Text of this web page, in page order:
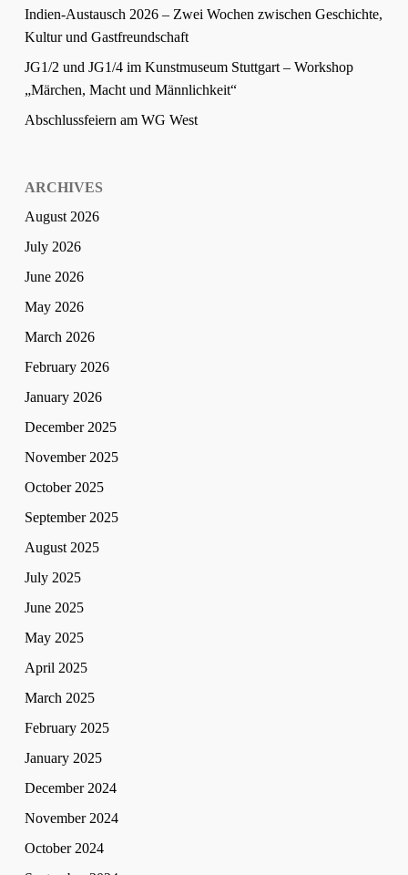
Indien-Austausch 2026 – Zwei Wochen zwischen Geschichte,
Kultur und Gastfreundschaft
JG1/2 und JG1/4 im Kunstmuseum Stuttgart – Workshop
„Märchen, Macht und Männlichkeit“
Abschlussfeiern am WG West
ARCHIVES
August 2026
July 2026
June 2026
May 2026
March 2026
February 2026
January 2026
December 2025
November 2025
October 2025
September 2025
August 2025
July 2025
June 2025
May 2025
April 2025
March 2025
February 2025
January 2025
December 2024
November 2024
October 2024